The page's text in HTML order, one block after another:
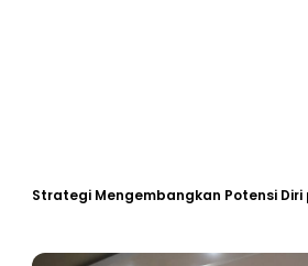
Strategi Mengembangkan Potensi